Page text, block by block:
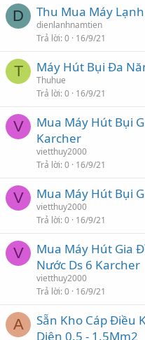
D Thu Mua Máy
dienlanhnamtien
Trả lời 0 16/9/21
T Máy Hút Bụi Đa
Thuhue
Trả lời 0 16/9/21
V
Mua Máy Hút Bụi
Karcher
vietthuy2000
Trả lời 0 16/9/21
V Mua Máy Hút Bụi
vietthuy2000
Trả lời 0 16/9/21
V
Mua Máy Hút Gia
Nước Ds 6 Karcher
vietthuy2000
Trả lời 0 16/9/21
A
Sẵn Kho Cáp Điều
Diện 0.5 - 1.5Mm2